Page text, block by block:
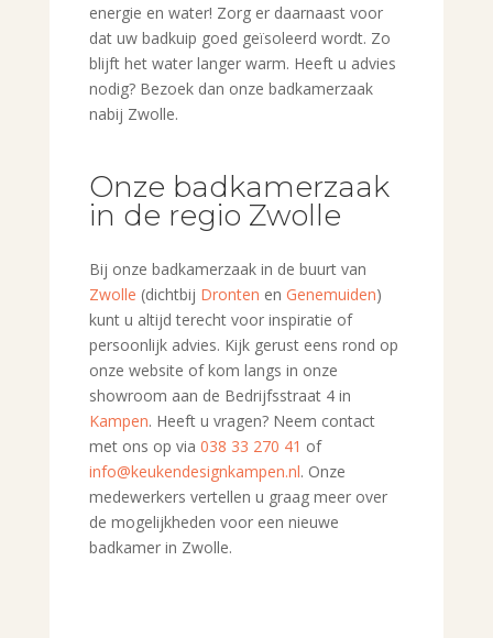
energie en water! Zorg er daarnaast voor
dat uw badkuip goed geïsoleerd wordt. Zo
blijft het water langer warm. Heeft u advies
nodig? Bezoek dan onze badkamerzaak
nabij Zwolle.
Onze badkamerzaak
in de regio Zwolle
Bij onze badkamerzaak in de buurt van
Zwolle (dichtbij Dronten en Genemuiden)
kunt u altijd terecht voor inspiratie of
persoonlijk advies. Kijk gerust eens rond op
onze website of kom langs in onze
showroom aan de Bedrijfsstraat 4 in
Kampen. Heeft u vragen? Neem contact
met ons op via 038 33 270 41 of
info@keukendesignkampen.nl. Onze
medewerkers vertellen u graag meer over
de mogelijkheden voor een nieuwe
badkamer in Zwolle.